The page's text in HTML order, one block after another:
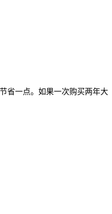
省一点。如果一次购买两年大